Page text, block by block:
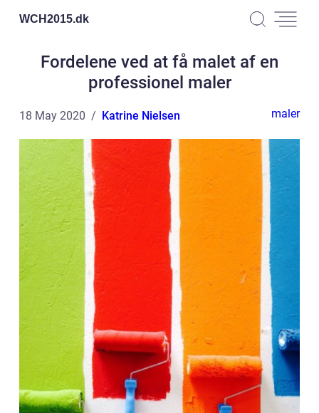
WCH2015.dk
Fordelene ved at få malet af en
professionel maler
18 May 2020 Katrine Nielsen maler